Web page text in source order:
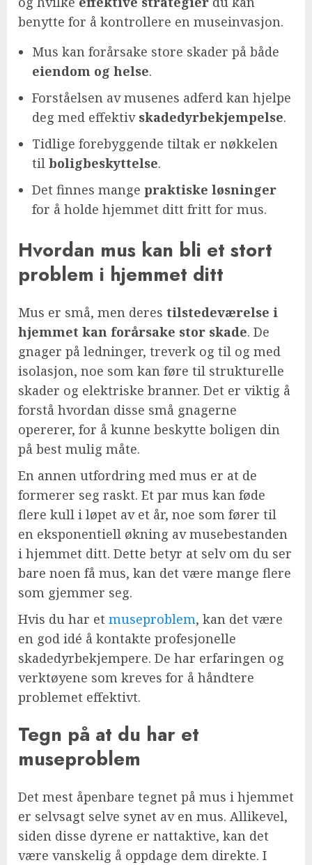
benytte for å kontrollere en museinvasjon.
Mus kan forårsake store skader på både
eiendom og helse.
Forståelsen av musenes adferd kan hjelpe
deg med effektiv skadedyrbekjempelse.
Tidlige forebyggende tiltak er nøkkelen
til boligbeskyttelse.
Det finnes mange praktiske løsninger
for å holde hjemmet ditt fritt for mus.
Hvordan mus kan bli et stort
problem i hjemmet ditt
Mus er små, men deres tilstedeværelse i
hjemmet kan forårsake stor skade. De
gnager på ledninger, treverk og til og med
isolasjon, noe som kan føre til strukturelle
skader og elektriske branner. Det er viktig å
forstå hvordan disse små gnagerne
opererer, for å kunne beskytte boligen din
på best mulig måte.
En annen utfordring med mus er at de
formerer seg raskt. Et par mus kan føde
flere kull i løpet av et år, noe som fører til
en eksponentiell økning av musebestanden
i hjemmet ditt. Dette betyr at selv om du ser
bare noen få mus, kan det være mange flere
som gjemmer seg.
Hvis du har et museproblem, kan det være
en god idé å kontakte profesjonelle
skadedyrbekjempere. De har erfaringen og
verktøyene som kreves for å håndtere
problemet effektivt.
Tegn på at du har et
museproblem
Det mest åpenbare tegnet på mus i hjemmet
er selvsagt selve synet av en mus. Allikevel,
siden disse dyrene er nattaktive, kan det
være vanskelig å oppdage dem direkte. I